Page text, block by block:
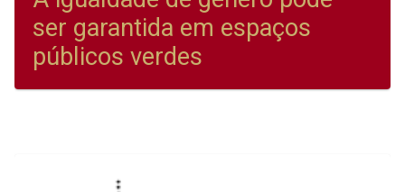
ser garantida em espaços
públicos verdes